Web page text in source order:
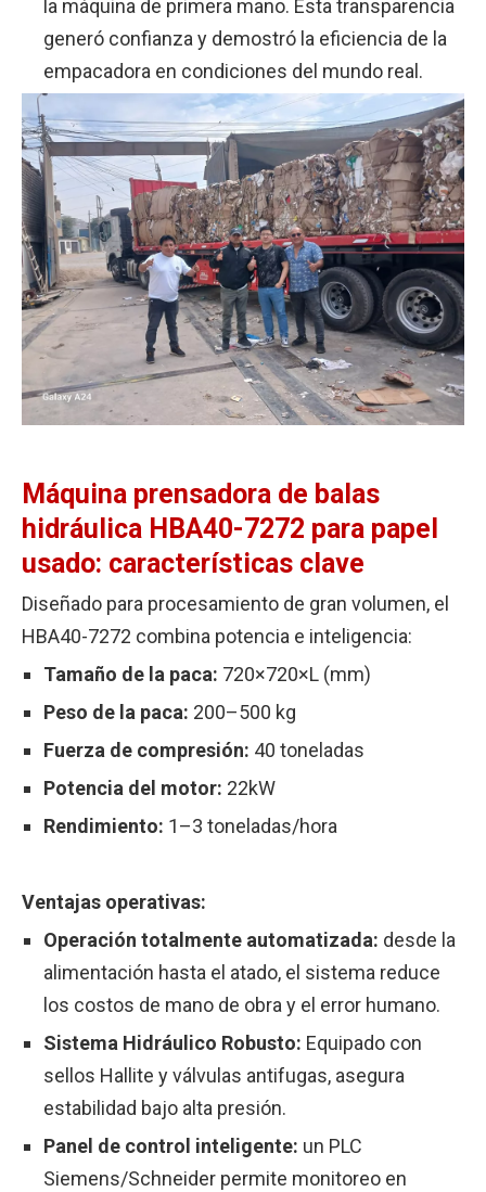
la máquina de primera mano. Esta transparencia
generó confianza y demostró la eficiencia de la
empacadora en condiciones del mundo real.
Máquina prensadora de balas
hidráulica HBA40-7272 para papel
usado: características clave
Diseñado para procesamiento de gran volumen, el
HBA40-7272 combina potencia e inteligencia:
Tamaño de la paca: 720×720×L (mm)
Peso de la paca: 200–500 kg
Fuerza de compresión: 40 toneladas
Potencia del motor: 22kW
Rendimiento: 1–3 toneladas/hora
Ventajas operativas:
Operación totalmente automatizada: desde la
alimentación hasta el atado, el sistema reduce
los costos de mano de obra y el error humano.
Sistema Hidráulico Robusto: Equipado con
sellos Hallite y válvulas antifugas, asegura
estabilidad bajo alta presión.
Panel de control inteligente: un PLC
Siemens/Schneider permite monitoreo en